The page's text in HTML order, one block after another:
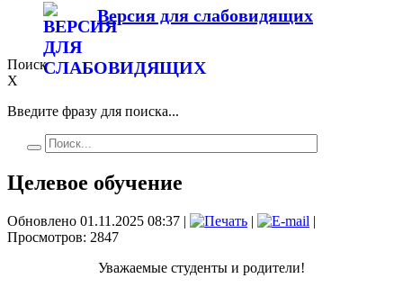
Версия для слабовидящих
Поиск
X
Введите фразу для поиска...
Целевое обучение
Обновлено 01.11.2025 08:37 | |
|
Просмотров: 2847
Уважаемые студенты и родители!